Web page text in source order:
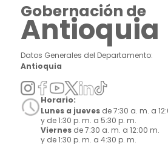
Gobernación de
Antioquia
Datos Generales del Departamento:
Antioquia
Horario:
Lunes a jueves de 7:30 a. m. a
y de 1:30 p. m. a 5:30 p. m.
Viernes de 7:30 a. m. a 12:00 m.
y de 1:30 p. m. a 4:30 p. m.